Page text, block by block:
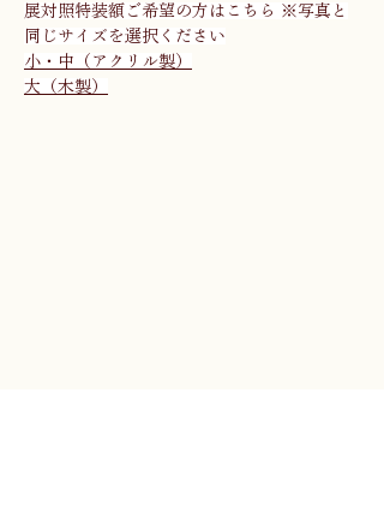
展対照特装額ご希望の方はこちら ※写真と
同じサイズを選択ください
小・中（アクリル製）
大（木製）